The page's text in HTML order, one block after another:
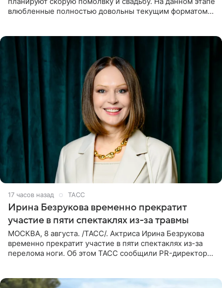
влюбленные полностью довольны текущим форматом
17 часов назад ТАСС
Ирина Безрукова временно прекратит
участие в пяти спектаклях из-за травмы
МОСКВА, 8 августа. /ТАСС/. Актриса Ирина Безрукова
временно прекратит участие в пяти спектаклях из-за
перелома ноги. Об этом ТАСС сообщили PR-директор